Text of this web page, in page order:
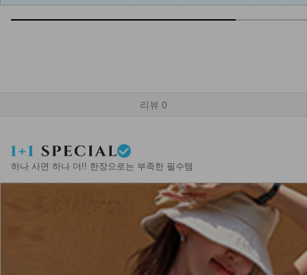
리뷰 0
하나 사면 하나 더!! 한장으로는 부족한 필수템